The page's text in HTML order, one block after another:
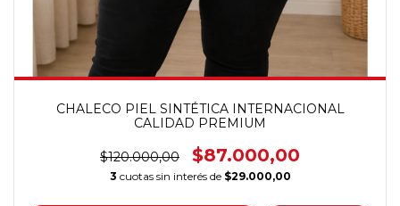
CHALECO PIEL SINTÉTICA INTERNACIONAL
CALIDAD PREMIUM
$120.000,00 $87.000,00
3 cuotas sin interés de $29.000,00